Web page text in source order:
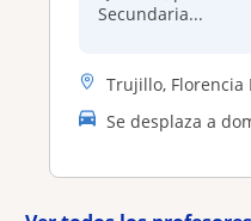
Secundaria...
Trujillo, Florencia De
Se desplaza a